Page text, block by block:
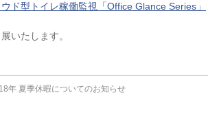
ド型トイレ稼働監視「Office Glance Series」
いたします。
年 夏季休暇についてのお知らせ